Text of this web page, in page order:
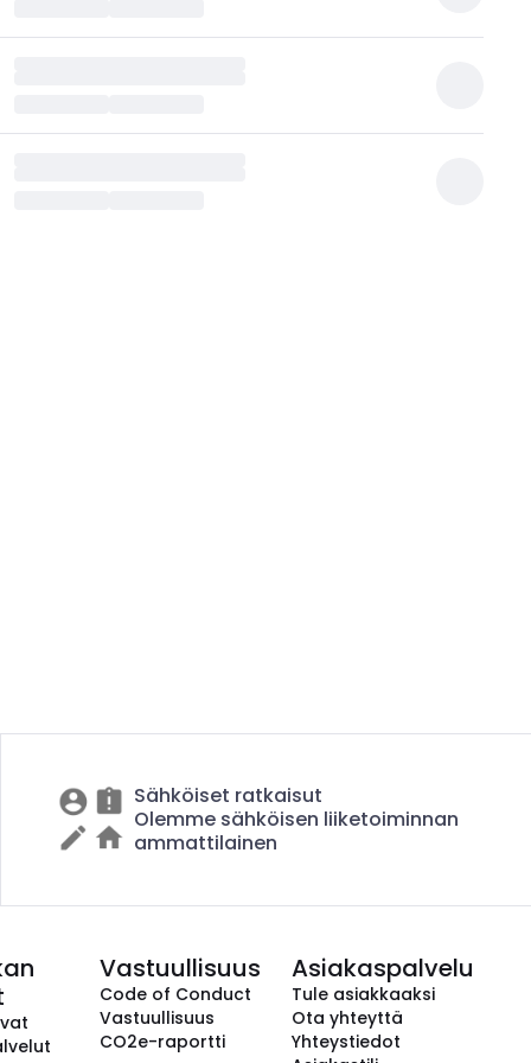
Sähköiset ratkaisut
Olemme sähköisen liiketoiminnan
ammattilainen
Vastuullisuus
Code of Conduct
Vastuullisuus
CO2e-raportti
Asiakaspalvelu
Tule asiakkaaksi
Ota yhteyttä
Yhteystiedot